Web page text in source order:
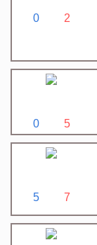
0 2
0 5
5 7